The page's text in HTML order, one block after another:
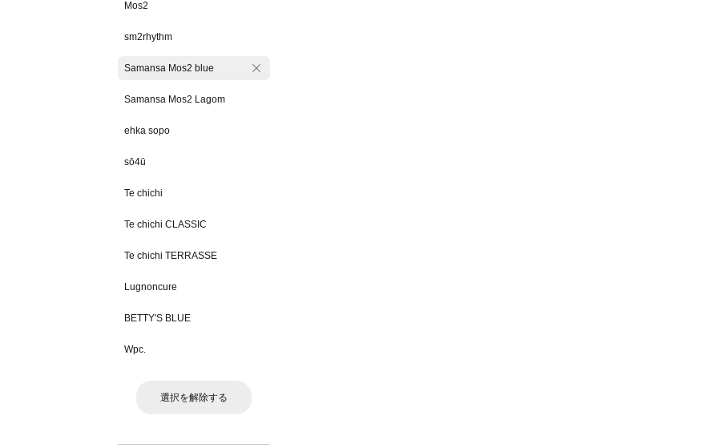
Mos2
sm2rhythm
Samansa Mos2 blue
Samansa Mos2 Lagom
ehka sopo
sō4ū
Te chichi
Te chichi CLASSIC
Te chichi TERRASSE
Lugnoncure
BETTY'S BLUE
Wpc.
選択を解除する